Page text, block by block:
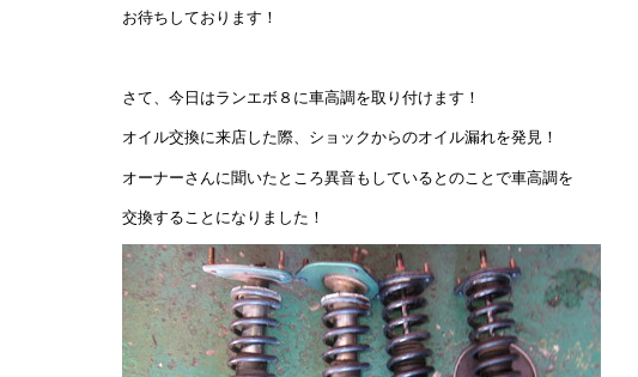
お待ちしております！
さて、今日はランエボ８に車高調を取り付けます！
オイル交換に来店した際、ショックからのオイル漏れを発見！
オーナーさんに聞いたところ異音もしているとのことで車高調を
交換することになりました！